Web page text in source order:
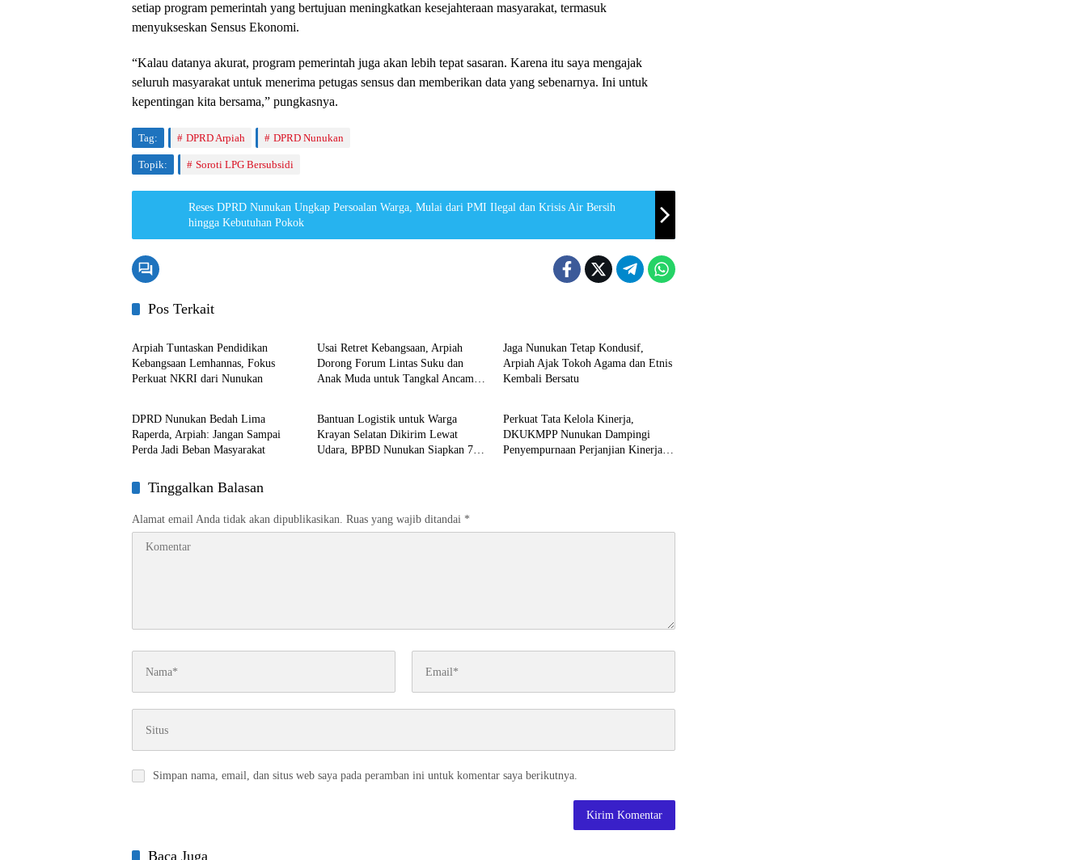
setiap program pemerintah yang bertujuan meningkatkan kesejahteraan masyarakat, termasuk
menyukseskan Sensus Ekonomi.
“Kalau datanya akurat, program pemerintah juga akan lebih tepat sasaran. Karena itu saya mengajak
seluruh masyarakat untuk menerima petugas sensus dan memberikan data yang sebenarnya. Ini untuk
kepentingan kita bersama,” pungkasnya.
Tag: DPRD Arpiah DPRD Nunukan
Topik: Soroti LPG Bersubsidi
Reses DPRD Nunukan Ungkap Persoalan Warga, Mulai dari PMI Ilegal dan Krisis Air Bersih
hingga Kebutuhan Pokok
Pos Terkait
Nunukan
Arpiah Tuntaskan Pendidikan
Kebangsaan Lemhannas, Fokus
Perkuat NKRI dari Nunukan
Usai Retret Kebangsaan, Arpiah
Dorong Forum Lintas Suku dan
Anak Muda untuk Tangkal Ancaman
Jaga Nunukan Tetap Kondusif,
Arpiah Ajak Tokoh Agama dan Etnis
Kembali Bersatu
DPRD Nunukan Bedah Lima
Raperda, Arpiah: Jangan Sampai
Perda Jadi Beban Masyarakat
Bantuan Logistik untuk Warga
Krayan Selatan Dikirim Lewat
Udara, BPBD Nunukan Siapkan 7
Perkuat Tata Kelola Kinerja,
DKUKMPP Nunukan Dampingi
Penyempurnaan Perjanjian Kinerja
Tinggalkan Balasan
Alamat email Anda tidak akan dipublikasikan. Ruas yang wajib ditandai *
Simpan nama, email, dan situs web saya pada peramban ini untuk komentar saya berikutnya.
Baca Juga